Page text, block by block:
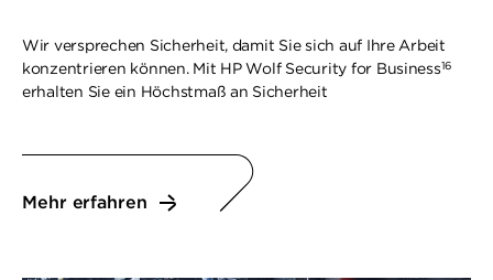
Wir versprechen Sicherheit, damit Sie sich auf Ihre Arbeit
konzentrieren können. Mit HP Wolf Security for Business16
erhalten Sie ein Höchstmaß an Sicherheit
Mehr erfahren